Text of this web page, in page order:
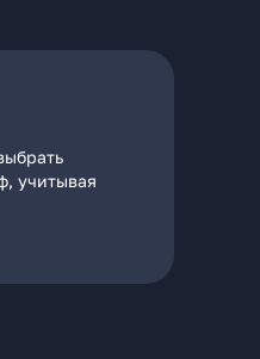
учитывая